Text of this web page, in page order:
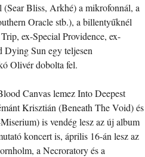
Bliss, Arkhé) a mikrofonnál, a
Oracle stb.), a billentyűknél
ex-Special Providence, ex-
Sun egy teljesen
Olivér dobolta fel.
Canvas lemez Into Deepest
Krisztián (Beneath The Void) és
is vendég lesz az új album
koncert is, április 16-án lesz az
a Necroratory és a